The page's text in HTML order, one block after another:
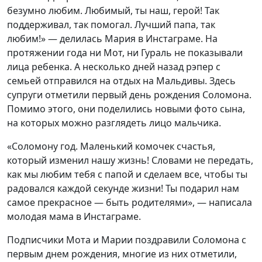
безумно любим. Любимый, ты наш, герой! Так
поддерживал, так помогал. Лучший папа, так
любим!» — делилась Мария в Инстаграме. На
протяжении года ни Мот, ни Гураль не показывали
лица ребенка. А несколько дней назад рэпер с
семьей отправился на отдых на Мальдивы. Здесь
супруги отметили первый день рождения Соломона.
Помимо этого, они поделились новыми фото сына,
на которых можно разглядеть лицо мальчика.
«Соломону год. Маленький комочек счастья,
который изменил нашу жизнь! Словами не передать,
как мы любим тебя с папой и сделаем все, чтобы ты
радовался каждой секунде жизни! Ты подарил нам
самое прекрасное — быть родителями», — написала
молодая мама в Инстаграме.
Подписчики Мота и Марии поздравили Соломона с
первым днем рождения, многие из них отметили,